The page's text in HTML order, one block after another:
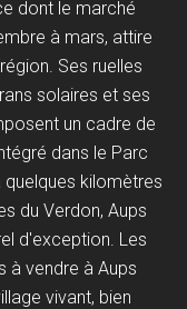
dont le marché
à mars, attire
Ses ruelles
solaires et ses
un cadre de
dans le Parc
quelques kilomètres
du Verdon, Aups
d'exception. Les
à vendre à Aups
vivant, bien